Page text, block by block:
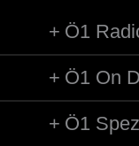
Label: Bärenreiter
Komponist/
Solist/Solistin:
Solist/Solistin:
Ö1
Ö1 On
Ö1